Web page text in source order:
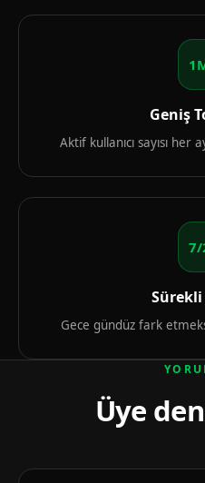
Geniş
Aktif kullanıcı sayısı
7/
Gece gündüz fark
Üye